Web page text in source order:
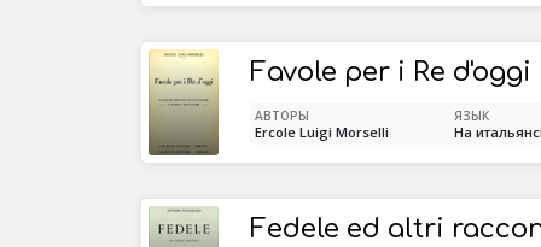
Favole per i Re d'oggi
АВТОРЫ
Ercole Luigi Morselli
ЯЗЫК
На
Fedele ed altri